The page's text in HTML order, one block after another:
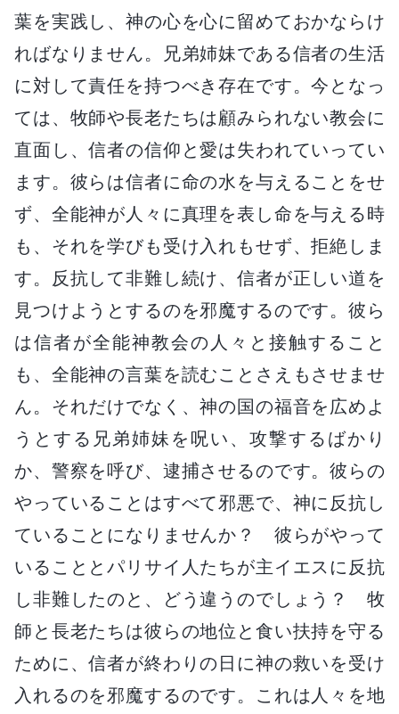
葉を実践し、神の心を心に留めておかならけ
ればなりません。兄弟姉妹である信者の生活
に対して責任を持つべき存在です。今となっ
ては、牧師や長老たちは顧みられない教会に
直面し、信者の信仰と愛は失われていってい
ます。彼らは信者に命の水を与えることをせ
ず、全能神が人々に真理を表し命を与える時
も、それを学びも受け入れもせず、拒絶しま
す。反抗して非難し続け、信者が正しい道を
見つけようとするのを邪魔するのです。彼ら
は信者が全能神教会の人々と接触すること
も、全能神の言葉を読むことさえもさせませ
ん。それだけでなく、神の国の福音を広めよ
うとする兄弟姉妹を呪い、攻撃するばかり
か、警察を呼び、逮捕させるのです。彼らの
やっていることはすべて邪悪で、神に反抗し
ていることになりませんか？ 彼らがやって
いることとパリサイ人たちが主イエスに反抗
し非難したのと、どう違うのでしょう？ 牧
師と長老たちは彼らの地位と食い扶持を守る
ために、信者が終わりの日に神の救いを受け
入れるのを邪魔するのです。これは人々を地